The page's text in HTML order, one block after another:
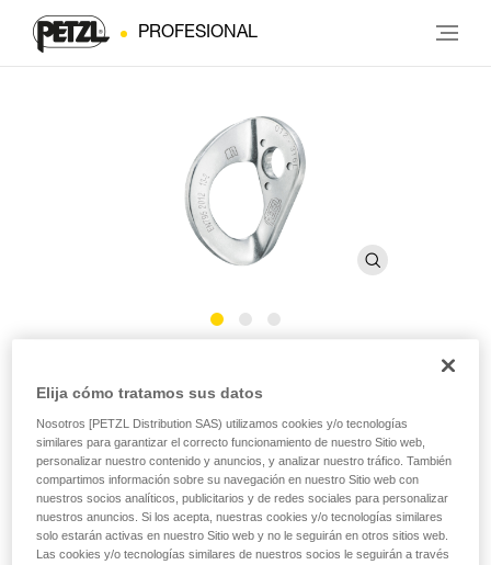
PROFESIONAL
Plaqueta de anclaje de acero inoxidable de alta calidad
para utilización en exteriores tradicionales (pack de 20)
Plaqueta de anclaje de acero inoxidable de alta calidad para
utilización en exteriores tradicionales. Clavijas disponibles en
diámetros de 10 o 12 mm.
Elija cómo tratamos sus datos
Nosotros [PETZL Distribution SAS) utilizamos cookies y/o tecnologías
similares para garantizar el correcto funcionamiento de nuestro Sitio web,
personalizar nuestro contenido y anuncios, y analizar nuestro tráfico. También
compartimos información sobre su navegación en nuestro Sitio web con
nuestros socios analíticos, publicitarios y de redes sociales para personalizar
nuestros anuncios. Si los acepta, nuestras cookies y/o tecnologías similares
solo estarán activas en nuestro Sitio web y no le seguirán en otros sitios web.
Las cookies y/o tecnologías similares de nuestros socios le seguirán a través